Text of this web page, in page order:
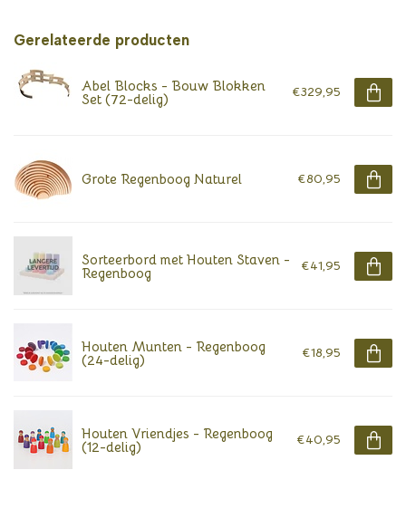
Gerelateerde producten
Abel Blocks - Bouw Blokken
Set (72-delig) €329,95
Grote Regenboog Naturel €80,95
Sorteerbord met Houten Staven -
Regenboog €41,95
Houten Munten - Regenboog
(24-delig) €18,95
Houten Vriendjes - Regenboog
(12-delig) €40,95